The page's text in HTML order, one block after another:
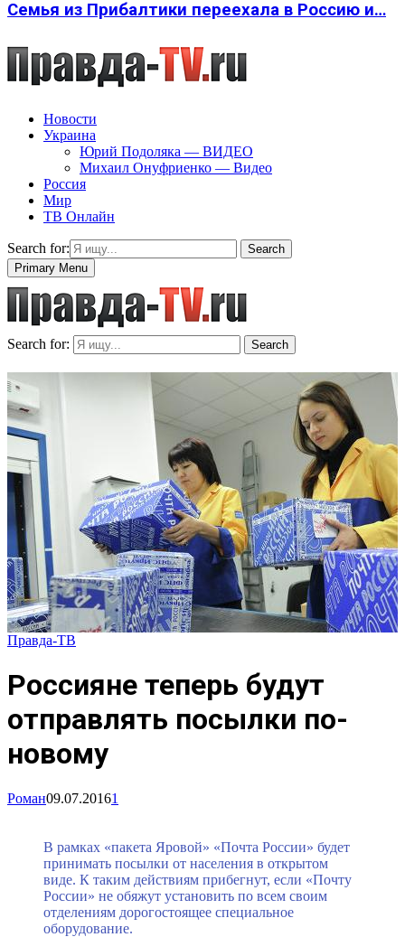
Семья из Прибалтики переехала в Россию и…
Новости
Украина
Юрий Подоляка — ВИДЕО
Михаил Онуфриенко — Видео
Россия
Мир
ТВ Онлайн
Search for:
Search
Primary Menu
Search for: Search
Правда-ТВ
Россияне теперь будут
отправлять посылки по-
новому
Роман09.07.20161
В рамках «пакета Яровой» «Почта России» будет
принимать посылки от населения в открытом
виде. К таким действиям прибегнут, если «Почту
России» не обяжут установить по всем своим
отделениям дорогостоящее специальное
оборудование.